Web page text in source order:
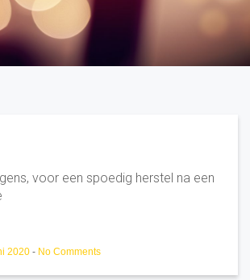
voor een spoedig herstel na een
2020 - No Comments